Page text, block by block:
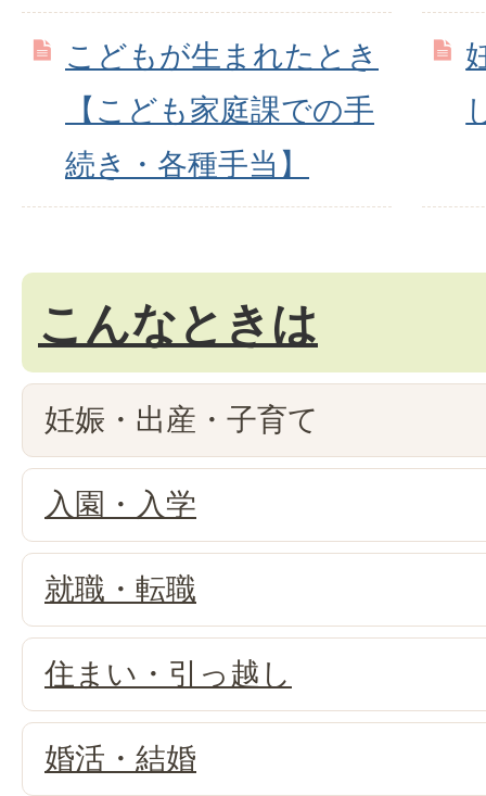
こどもが生まれたとき
【こども家庭課での手
続き・各種手当】
こんなときは
妊娠・出産・子育て
入園・入学
就職・転職
住まい・引っ越し
婚活・結婚